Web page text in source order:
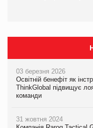
03 березня 2026
Освітній бенефіт як
ThinkGlobal підвищує
команди
31 жовтня 2024